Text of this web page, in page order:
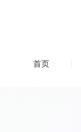
首页